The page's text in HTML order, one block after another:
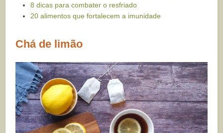
8 dicas para combater o resfriado
20 alimentos que fortalecem a imunidade
Chá de limão